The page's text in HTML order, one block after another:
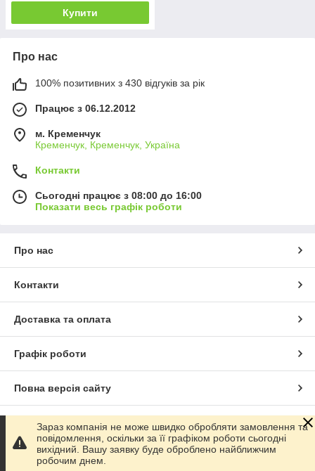
Купити
Про нас
100% позитивних з 430 відгуків за рік
Працює з 06.12.2012
м. Кременчук
Кременчук, Кременчук, Україна
Контакти
Сьогодні працює з 08:00 до 16:00
Показати весь графік роботи
Про нас
Контакти
Доставка та оплата
Графік роботи
Повна версія сайту
Сайт створено на маркетплейсіProm.ua
Політика конфіденційності
Зараз компанія не може швидко обробляти замовлення та
повідомлення, оскільки за її графіком роботи сьогодні
вихідний. Вашу заявку буде оброблено найближчим
робочим днем.